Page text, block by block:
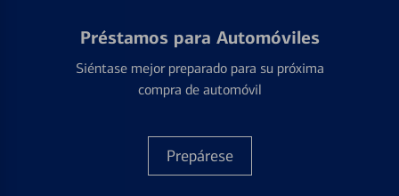
Préstamos para Automóviles
Siéntase mejor preparado para su próxima
compra de automóvil
Prepárese